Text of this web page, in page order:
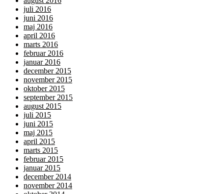
juli 2016
juni 2016
maj 2016
april 2016
marts 2016
februar 2016
januar 2016
december 2015
november 2015
oktober 2015
september 2015
august 2015
juli 2015
juni 2015
maj 2015
april 2015
marts 2015
februar 2015
januar 2015
december 2014
november 2014